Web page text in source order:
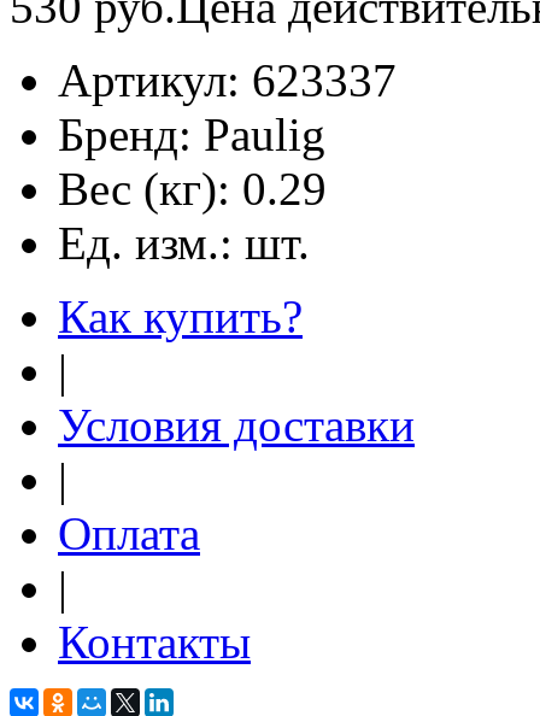
Артикул: 623337
Бренд: Paulig
Вес (кг): 0.29
Ед. изм.: шт.
Как купить?
|
Условия доставки
|
Оплата
|
Контакты